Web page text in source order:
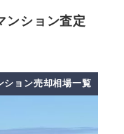
ンション査定
ション売却相場一覧